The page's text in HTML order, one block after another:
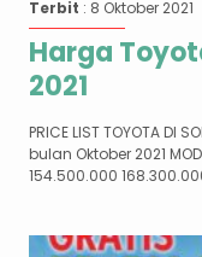
Terbit : 8 Oktober 2021
Harga
2021
PRICE LIST TOYOTA DI
bulan Oktober 2021
154.500.000